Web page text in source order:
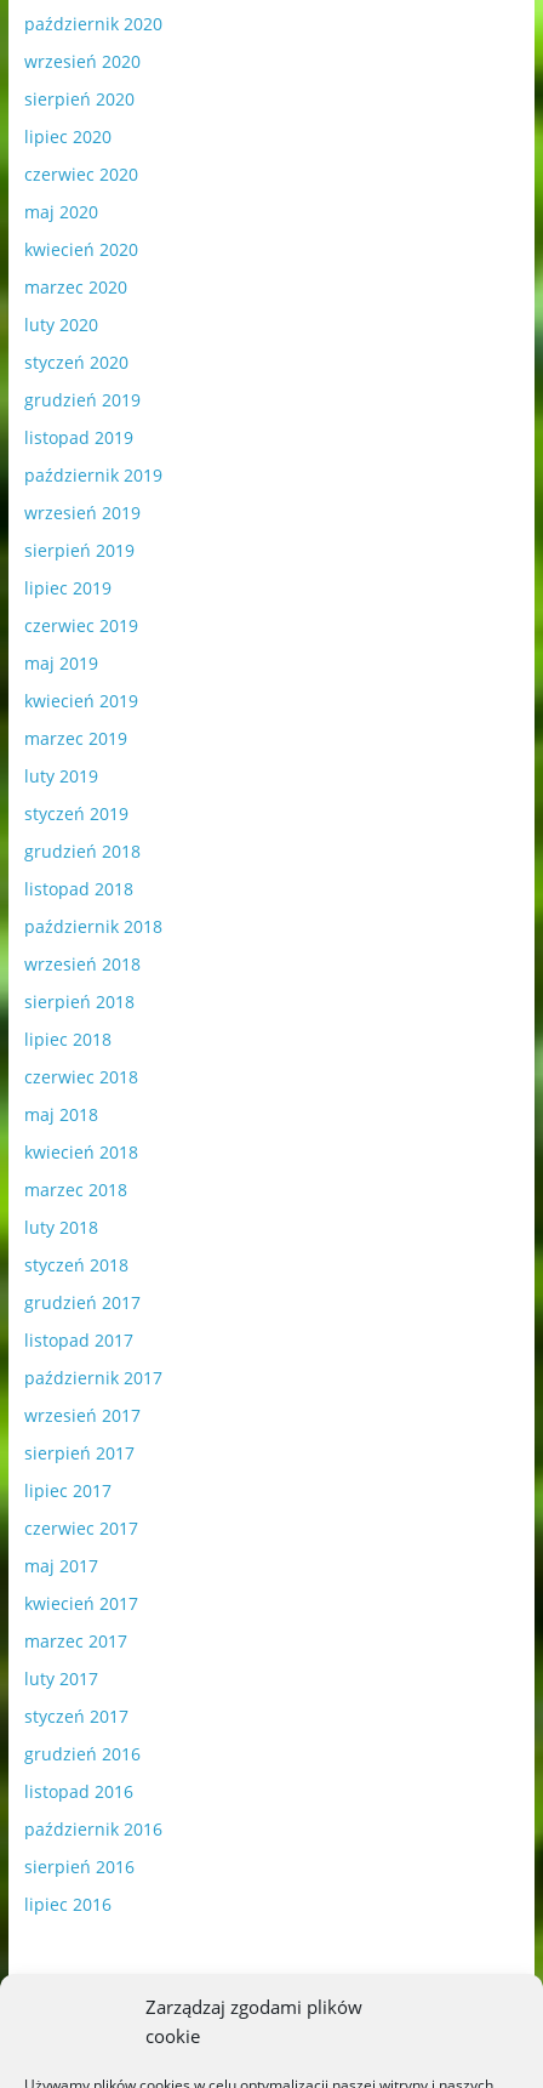
Zarządzaj zgodami plików
cookie
październik 2020
wrzesień 2020
sierpień 2020
lipiec 2020
czerwiec 2020
maj 2020
kwiecień 2020
marzec 2020
luty 2020
styczeń 2020
grudzień 2019
listopad 2019
październik 2019
wrzesień 2019
sierpień 2019
lipiec 2019
czerwiec 2019
maj 2019
kwiecień 2019
marzec 2019
luty 2019
styczeń 2019
grudzień 2018
listopad 2018
październik 2018
wrzesień 2018
sierpień 2018
lipiec 2018
czerwiec 2018
maj 2018
kwiecień 2018
marzec 2018
luty 2018
styczeń 2018
grudzień 2017
listopad 2017
październik 2017
wrzesień 2017
sierpień 2017
lipiec 2017
czerwiec 2017
maj 2017
kwiecień 2017
marzec 2017
luty 2017
styczeń 2017
grudzień 2016
listopad 2016
październik 2016
sierpień 2016
lipiec 2016